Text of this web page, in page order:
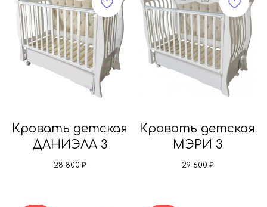
Кровать детская
ДАНИЭЛА 3
28 800 ₽
Кровать детская
МЭРИ 3
29 600 ₽